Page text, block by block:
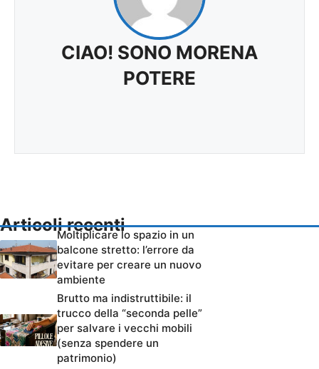
CIAO! SONO MORENA
POTERE
Articoli recenti
Moltiplicare lo spazio in un
balcone stretto: l’errore da
evitare per creare un nuovo
ambiente
Brutto ma indistruttibile: il
trucco della “seconda pelle”
per salvare i vecchi mobili
(senza spendere un
patrimonio)